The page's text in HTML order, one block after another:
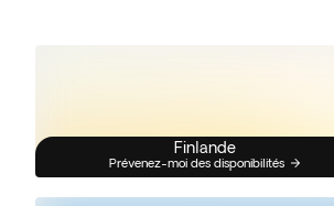
Finlande
Prévenez-moi des disponibilités